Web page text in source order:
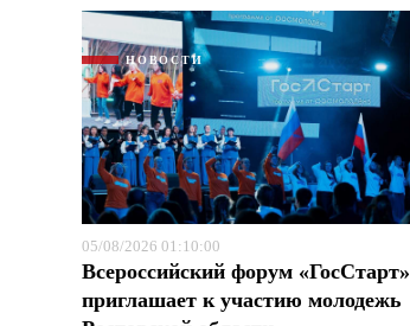
НОВОСТИ
05/08/2026 01:10:00
Всероссийский форум «ГосСтарт»
приглашает к участию молодежь